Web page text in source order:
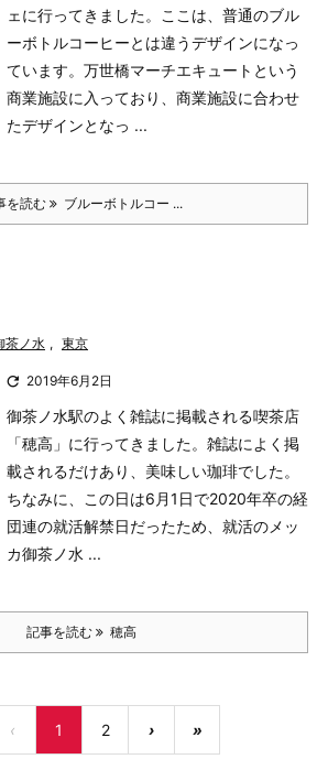
ェに行ってきました。
ここは、普通のブル
ーボトルコーヒーとは違うデザインになっ
ています。 万世橋マーチエキュートという
商業施設に入っており、商業施設に合わせ
たデザインとなっ ...
を読む ブルーボトルコー ...
茶ノ水 , 東京
 2019年6月2日
御茶ノ水駅のよく雑誌に掲載される喫茶店
「穂高」に行ってきました。 雑誌によく掲
載されるだけあり、美味しい珈琲でした。
ちなみに、この日は6月1日で2020年卒の経
団連の就活解禁日だったため、就活のメッ
カ御茶ノ水 ...
記事を読む 穂高
‹ 1 2 › »